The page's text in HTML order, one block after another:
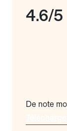
4.6/5
De note